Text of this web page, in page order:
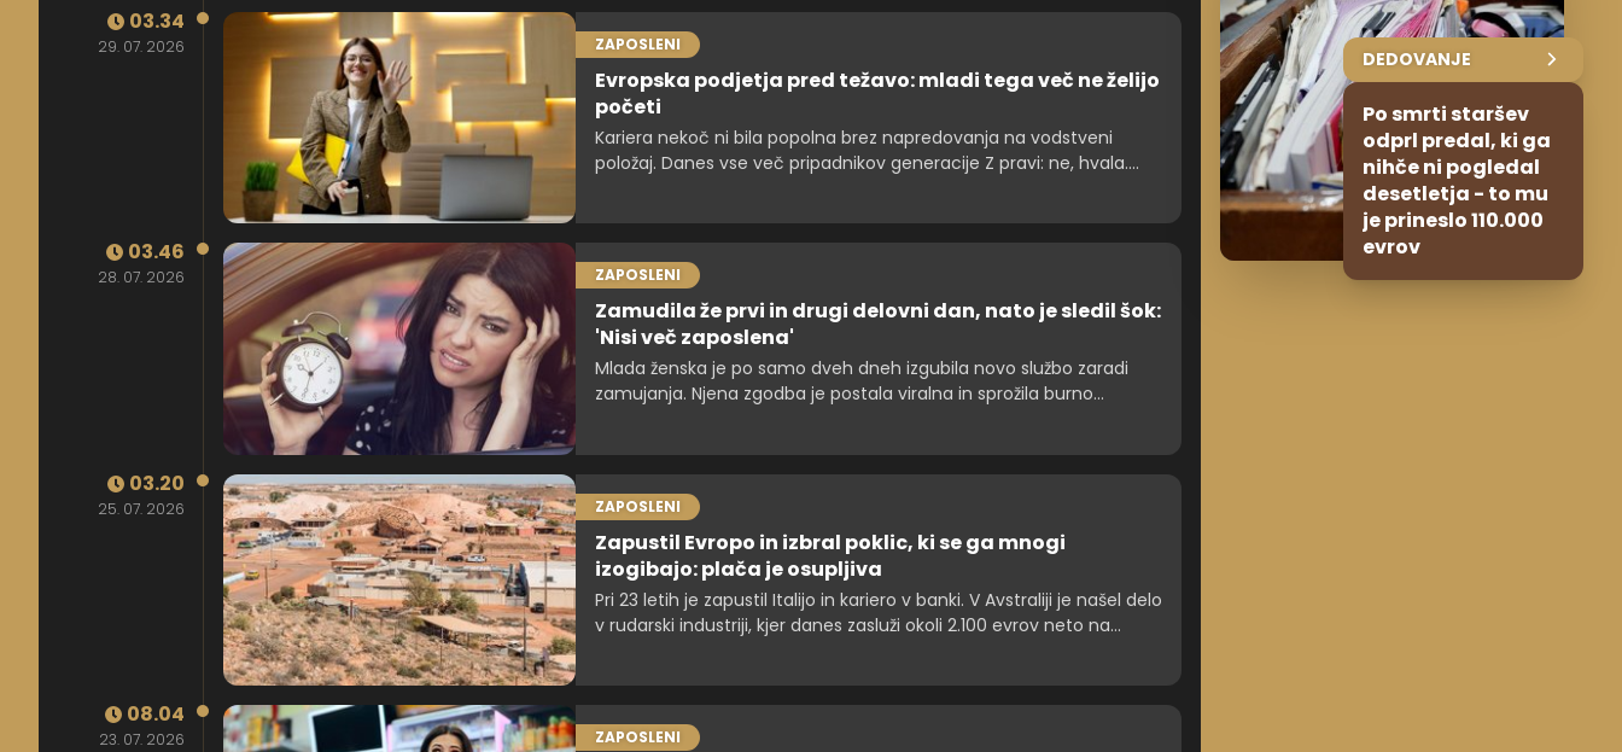
03.34
29. 07. 2026 ZAPOSLENI
Evropska podjetja pred težavo: mladi tega več ne želijo
početi
Kariera nekoč ni bila popolna brez napredovanja na vodstveni
položaj. Danes vse več pripadnikov generacije Z pravi: ne, hvala.
03.46
28. 07. 2026 ZAPOSLENI
Zamudila že prvi in drugi delovni dan, nato je sledil šok:
'Nisi več zaposlena'
Mlada ženska je po samo dveh dneh izgubila novo službo zaradi
zamujanja. Njena zgodba je postala viralna in sprožila burno
03.20
25. 07. 2026 ZAPOSLENI
Zapustil Evropo in izbral poklic, ki se ga mnogi
izogibajo: plača je osupljiva
Pri 23 letih je zapustil Italijo in kariero v banki. V Avstraliji je našel delo
v rudarski industriji, kjer danes zasluži okoli 2.100 evrov neto na
08.04
23. 07. 2026 ZAPOSLENI
DEDOVANJE
Po smrti staršev
odprl predal, ki ga
nihče ni pogledal
desetletja - to mu
je prineslo 110.000
evrov